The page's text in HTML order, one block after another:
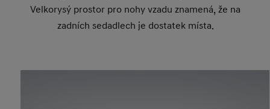
Velkorysý prostor pro nohy vzadu znamená, že na
zadních sedadlech je dostatek místa.